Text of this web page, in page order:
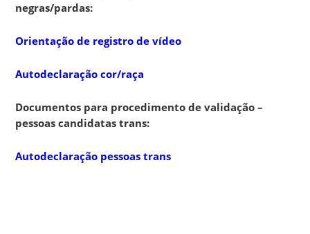
negras/pardas:
Orientação de registro de vídeo
Autodeclaração cor/raça
Documentos para procedimento de validação –
pessoas candidatas trans:
Autodeclaração pessoas trans